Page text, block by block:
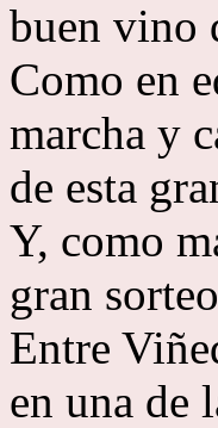
buen vino
Como en
marcha y
de esta
Y, como
gran
Entre
en una de